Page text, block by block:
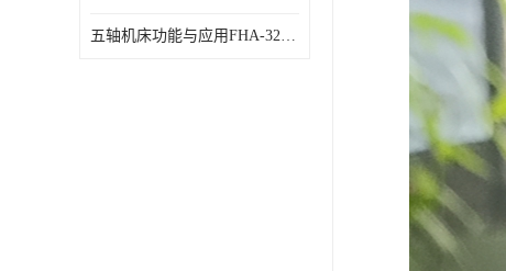
五轴机床功能与应用FHA-32C-50-US250